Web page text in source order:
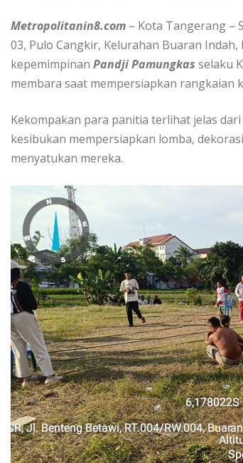
Metropolitanin8.com – Kota Tangerang –
03, Pulo Cangkir, Kelurahan Buaran
kepemimpinan Pandji Pamungkas selaku
membara saat mempersiapkan rangkaian
Kekompakan para panitia terlihat jelas
kesibukan mempersiapkan lomba,
menyatukan mereka.